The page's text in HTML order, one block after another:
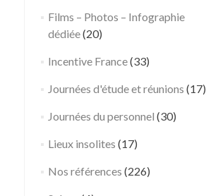
n
e
i
é
Films – Photos – Infographie
dédiée(20)
Incentive France(33)
Journées d'étude et réunions (17)
Journées du personnel (30)
Lieux insolites (17)
Nos références (226)